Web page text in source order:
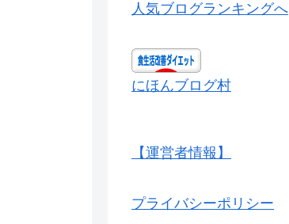
人気ブログランキングへ
にほんブログ村
【運営者情報】
プライバシーポリシー